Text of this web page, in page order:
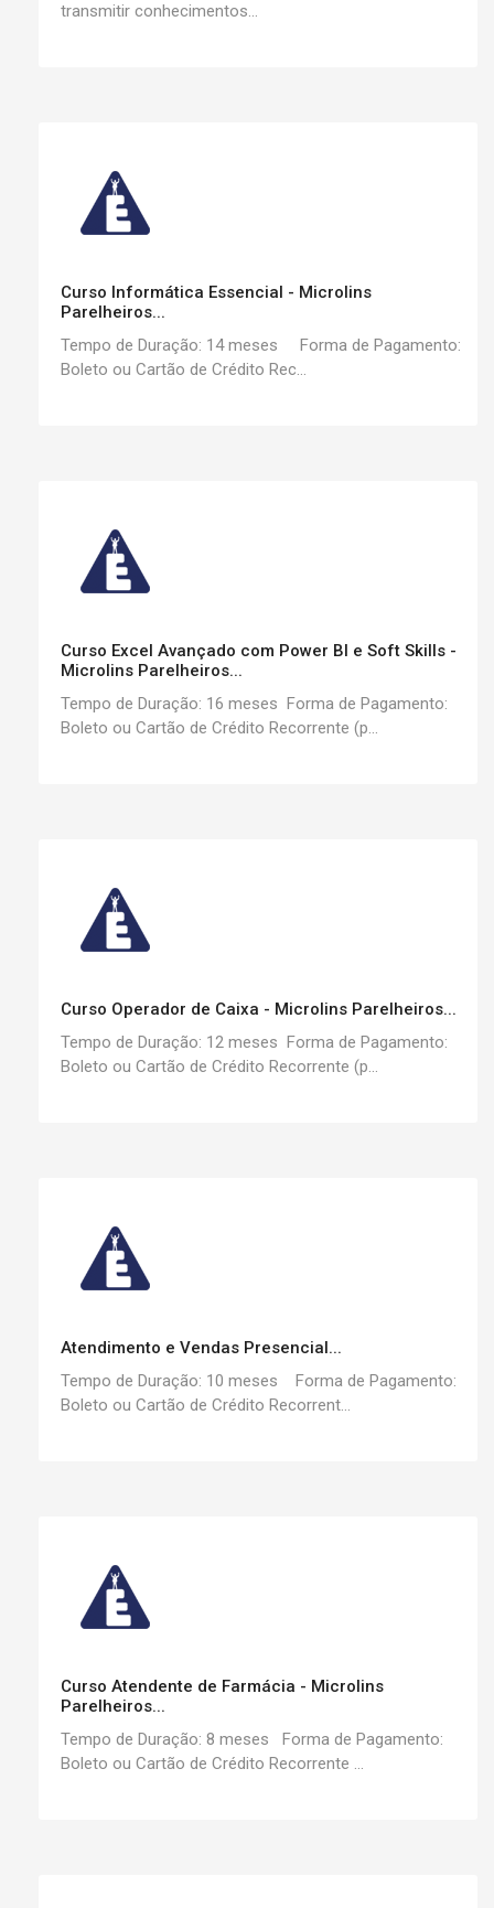
transmitir conhecimentos...
Curso Informática Essencial - Microlins
Parelheiros...
Tempo de Duração: 14 meses Forma de Pagamento:
Boleto ou Cartão de Crédito Rec...
Curso Excel Avançado com Power BI e Soft Skills -
Microlins Parelheiros...
Tempo de Duração: 16 meses Forma de Pagamento:
Boleto ou Cartão de Crédito Recorrente (p...
Curso Operador de Caixa - Microlins Parelheiros...
Tempo de Duração: 12 meses Forma de Pagamento:
Boleto ou Cartão de Crédito Recorrente (p...
Atendimento e Vendas Presencial...
Tempo de Duração: 10 meses Forma de Pagamento:
Boleto ou Cartão de Crédito Recorrent...
Curso Atendente de Farmácia - Microlins
Parelheiros...
Tempo de Duração: 8 meses Forma de Pagamento:
Boleto ou Cartão de Crédito Recorrente ...